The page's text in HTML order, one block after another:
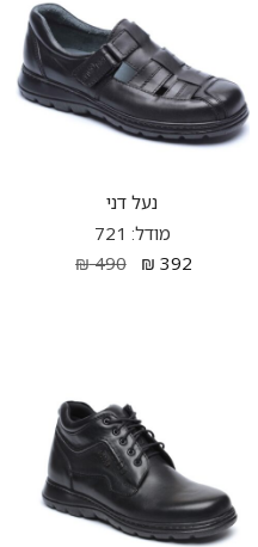
נעל דני
מודל: 721
₪ 392
₪490